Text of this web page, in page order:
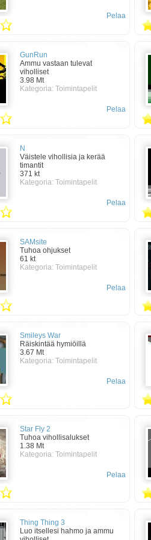
Pelaa
GunRun
Ammu vastaan tulevat
viholliset
3.98 Mt
Kategoria: Toimintapelit
Pelaa
N
Väistele vihollisia ja kerää
timantit
371 kt
Kategoria: Toimintapelit
Pelaa
SAMsite
Tuhoa ohjukset
61 kt
Kategoria: Toimintapelit
Pelaa
Smileys War
Räiskintää hymiöillä
3.67 Mt
Kategoria: Toimintapelit
Pelaa
Star Fly 2
Tuhoa vihollisalukset
1.38 Mt
Kategoria: Toimintapelit
Pelaa
Thing Thing 3
Luo itsellesi hahmo ja ammu